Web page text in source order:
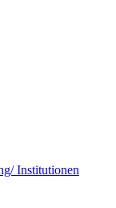
Institutionen